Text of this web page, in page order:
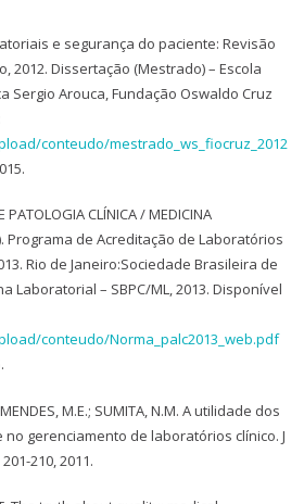
e segurança do paciente: Revisão
2012. Dissertação (Mestrado) – Escola
Sergio Arouca, Fundação Oswaldo Cruz
conteudo/mestrado_ws_fiocruz_2012
PATOLOGIA CLÍNICA / MEDICINA
Programa de Acreditação de Laboratórios
Rio de Janeiro:Sociedade Brasileira de
Laboratorial – SBPC/ML, 2013. Disponível
conteudo/Norma_palc2013_web.pdf
MENDES, M.E.; SUMITA, N.M. A utilidade dos
gerenciamento de laboratórios clínico. J
210, 2011.